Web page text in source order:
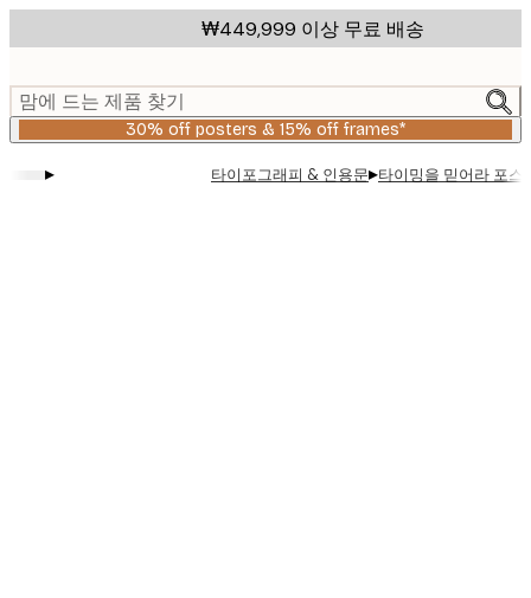
to
content.
₩449,999 이상 무료 배송
맘에 드는 제품 찾기
30% off posters & 15% off frames*
▸ 타이포그래피 & 인용문▸타이밍을 믿어라 포스